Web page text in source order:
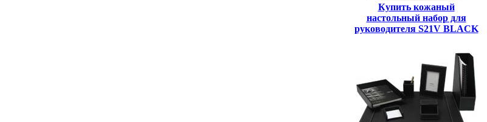
Купить кожаный
настольный набор для
руководителя S21V BLACK